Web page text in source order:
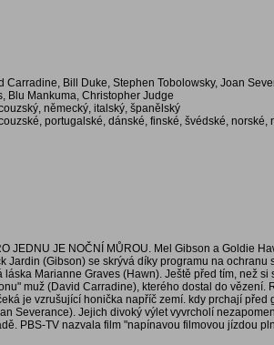
Carradine, Bill Duke, Stephen Tobolowsky, Joan
Blu Mankuma, Christopher Judge
německý, italský, španělský
portugalské, dánské, finské, švédské, norské,
JEDNU JE NOČNÍ MŮROU. Mel Gibson a Goldie
Jardin (Gibson) se skrývá díky programu na ochranu
Marianne Graves (Hawn). Ještě před tím, než si
muž (David Carradine), kterého dostal do vězení.
je vzrušující honička napříč zemí. kdy prchají před
Severance). Jejich divoký výlet vyvrcholí
PBS-TV nazvala film "napínavou filmovou jízdou